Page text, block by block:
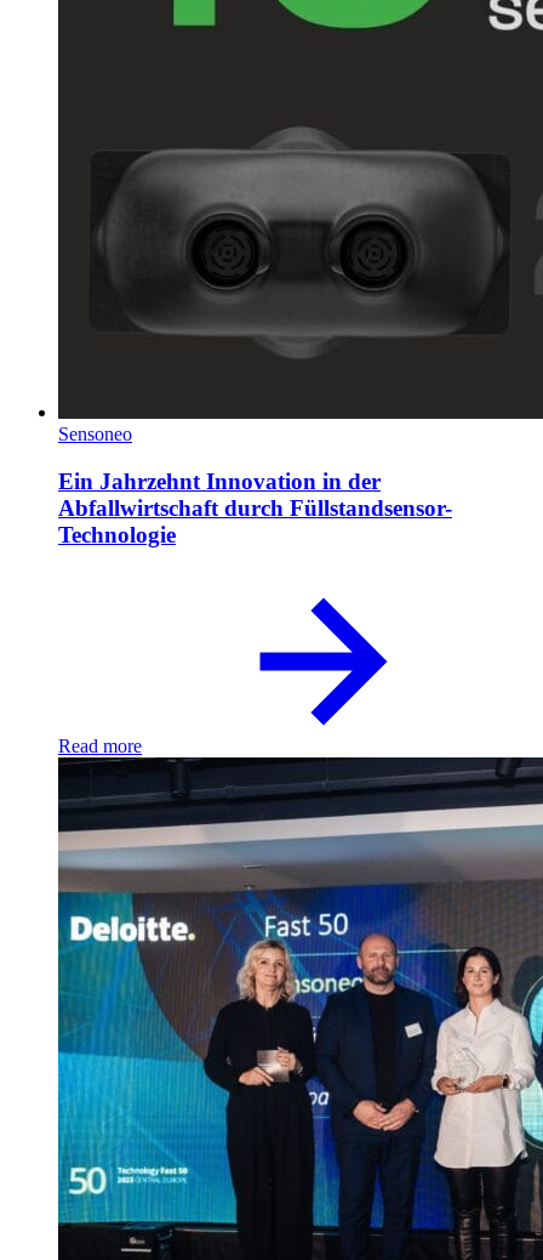
Sensoneo
Ein Jahrzehnt Innovation in der
Abfallwirtschaft durch Füllstandsensor-
Technologie
Read more